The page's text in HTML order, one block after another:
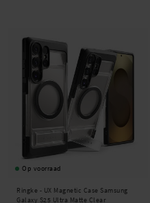
Op voorraad
Ringke - UX Magnetic Case Samsung
Galaxy S25 Ultra Matte Clear